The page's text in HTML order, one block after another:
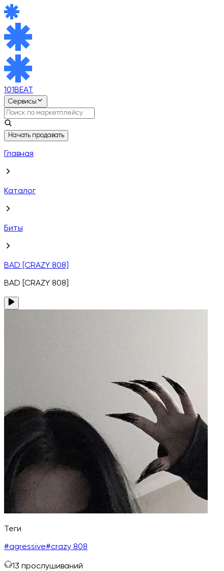
101BEAT
Сервисы
Начать продавать
Главная
Каталог
Биты
BAD [CRAZY 808]
BAD [CRAZY 808]
Теги
#agressive#crazy 808
13 прослушиваний